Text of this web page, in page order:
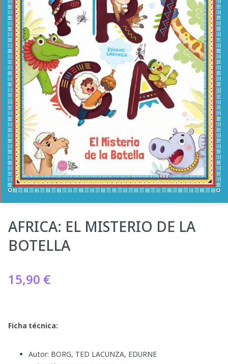
AFRICA: EL MISTERIO DE LA
BOTELLA
15,90 €
Ficha técnica:
Autor: BORG, TED LACUNZA, EDURNE